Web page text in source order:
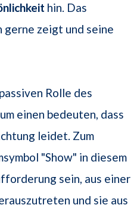
hin. Das
gerne zeigt und seine
Rolle des
einen bedeuten, dass
leidet. Zum
"Show" in diesem
sein, aus einer
und sie aus